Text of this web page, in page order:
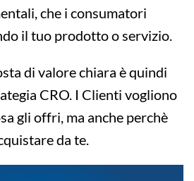
che i consumatori
il tuo prodotto o servizio.
di valore chiara è quindi
CRO. I Clienti vogliono
gli offri, ma anche perchè
da te.